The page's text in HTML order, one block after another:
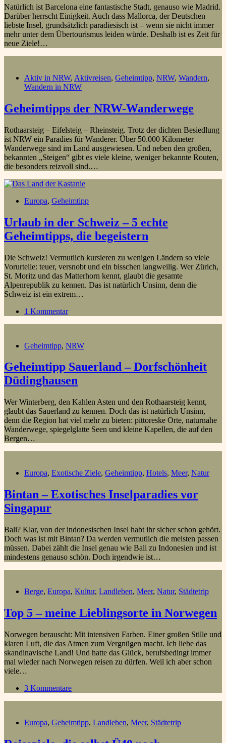
Natürlich ist Barcelona eine fantastische Stadt, genauso wie Madrid.
Darüber herrscht Einigkeit. Auch dass Mallorca, der Deutschen
liebste Insel, grundsätzlich paradiesisch ist – wenn sie nicht immer
mehr unter dem Übertourismus leiden würde. Deshalb ist es Zeit für
neue Ziele!…
Aktiv in NRW, Aktivreisen, Geheimtipp, NRW, Wandern,
Wandern in NRW
Geheimtipps der NRW-Wanderwege
Rothaarsteig – Eifelsteig – Rheinsteig. Trotz der dichten Besiedlung
ist NRW ein Paradies für Wanderer. Über 50.000 Kilometer
Wanderwege sind im Land ausgewiesen. Und neben den großen,
bekannten „Steigen“ gibt es viele kleine, weniger bekannte Routen,
die besonders reizvoll sind.…
Europa, Geheimtipp
Urlaub in der Schweiz – 5 echte
Geheimtipps, die begeistern
Die Schweiz! Vermutlich kursieren zu wenigen Ländern so viele
Vorurteile: teuer, versnobt und ein bisschen langweilig. Wer Zürich,
St. Moritz und das Matterhorn kennt, glaubt die gesamte
Alpenrepublik zu kennen. Das ist natürlich Unsinn, denn die
Schweiz ist ein extrem…
1 Kommentar
Geheimtipp, NRW
Geheimtipp Sauerland – Dorfschönheit
Düdinghausen
Wer Winterberg, den Kahlen Asten und den Rothaarsteig kennt,
glaubt das Sauerland zu kennen. Doch das ist natürlich Unsinn,
denn die Region hat viel mehr zu bieten: pittoreske Orte, naturnahe
Wanderwege, spiegelglatte Seen und kleine Kapellen, die auf den
Bergen…
Europa, Exotische Ziele, Geheimtipp, Hotels, Meer, Natur
Bintan – Exotisches Inselparadies vor
Singapur
Bali? Klar, von der indonesischen Insel habt ihr sicher schon gehört.
Doch was ist mit Bintan? Da werden vermutlich die meisten passen
müssen. Dabei zählt die Insel genau wie Bali zu Indonesien und ist
mindestens genauso schön. Doch irgendwie ist…
Berge, Europa, Kultur, Landleben, Meer, Natur, Städtetrip
Top 5 – meine Lieblingsorte in Norwegen
Norwegen berauscht: Mit intensiven Farben. Einer großen Stille und
klaren Luft, die das Atmen zum Vergnügen macht. Ich liebe das
skandinavische Land! Und hatte das Glück, berufsbedingt immer
mal wieder nach Norwegen reisen zu dürfen. Weil ich aber schon
viele…
3 Kommentare
Europa, Geheimtipp, Landleben, Meer, Städtetrip